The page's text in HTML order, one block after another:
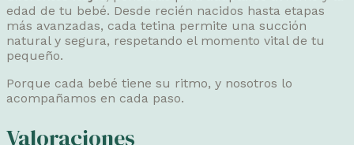
edad de tu bebé. Desde recién nacidos hasta etapas
más avanzadas, cada tetina permite una succión
natural y segura, respetando el momento vital de tu
pequeño.
Porque cada bebé tiene su ritmo, y nosotros lo
acompañamos en cada paso.
Valoraciones